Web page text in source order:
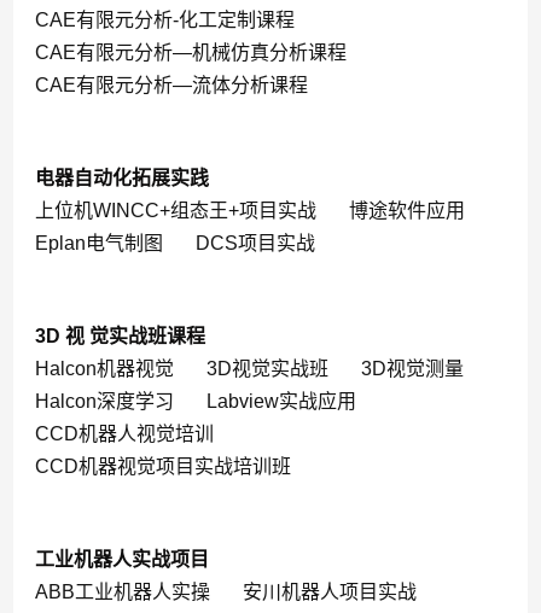
CAE有限元分析-化工定制课程
CAE有限元分析—机械仿真分析课程
CAE有限元分析—流体分析课程
电器自动化拓展实践
上位机WINCC+组态王+项目实战
博途软件应用
Eplan电气制图
DCS项目实战
3D 视 觉实战班课程
Halcon机器视觉
3D视觉实战班
3D视觉测量
Halcon深度学习
Labview实战应用
CCD机器人视觉培训
CCD机器视觉项目实战培训班
工业机器人实战项目
ABB工业机器人实操
安川机器人项目实战